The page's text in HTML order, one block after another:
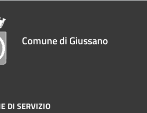
Comune di Giussano
DI SERVIZIO